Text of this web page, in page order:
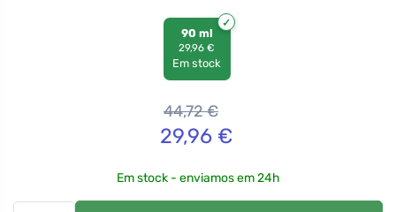
90 ml
29,96 €
Em stock
44,72€
29,96 €
Em stock - enviamos em 24h